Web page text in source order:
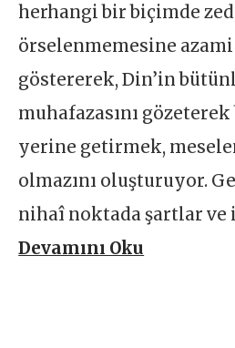
herhangi bir biçimde
örselenmemesine
göstererek, Din’in
muhafazasını
yerine getirmek,
olmazını oluşturuyor.
nihaî noktada şartlar ve
Devamını Oku